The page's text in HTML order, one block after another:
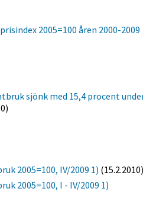
2005=100 åren 2000-2009
sjönk med 15,4 procent
2005=100, IV/2009 1)
2005=100, I - IV/2009 1)